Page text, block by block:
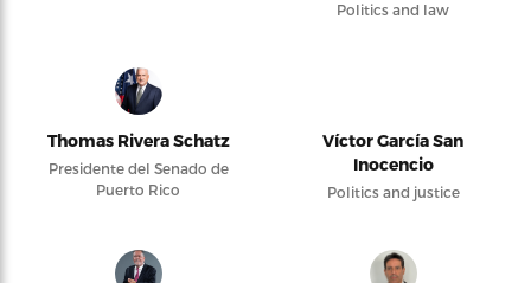
Politics and law
Thomas Rivera Schatz
Presidente del Senado de
Puerto Rico
Víctor García San
Inocencio
Politics and justice